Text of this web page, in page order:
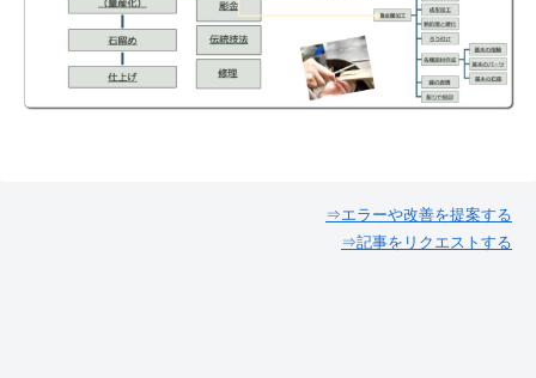
⇒エラーや改善を提案する
⇒記事をリクエストする